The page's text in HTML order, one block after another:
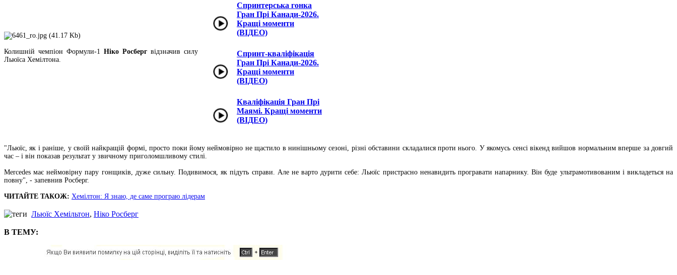
Колишній чемпіон Формули-1 Ніко Росберг відзначив силу
Льюїса Хемілтона.
Спринтерська гонка
Гран Прі Канади-2026.
Кращі моменти
(ВІДЕО)
Спринт-кваліфікація
Гран Прі Канади-2026.
Кращі моменти
(ВІДЕО)
Кваліфікація Гран Прі
Маямі. Кращі моменти
(ВІДЕО)
"Льюїс, як і раніше, у своїй найкращій формі, просто поки йому неймовірно не щастило в нинішньому сезоні, різні обставини складалися проти нього. У якомусь сенсі вікенд вийшов нормальним вперше за довгий
час – і він показав результат у звичному приголомшливому стилі.
Mercedes має неймовірну пару гонщиків, дуже сильну. Подивимося, як підуть справи. Але не варто дурити себе: Льюїс пристрасно ненавидить програвати напарнику. Він буде ультрамотивованим і викладеться на
повну", - запевнив Росберг.
ЧИТАЙТЕ ТАКОЖ: Хемілтон: Я знаю, де саме програю лідерам
Льюїс Хемільтон, Ніко Росберг
В ТЕМУ: